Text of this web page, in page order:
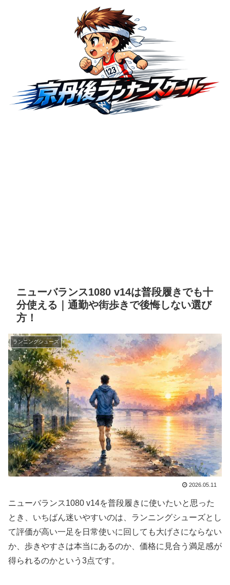
ニューバランス1080 v14は普段履きでも十
分使える｜通勤や街歩きで後悔しない選び
方！
ランニングシューズ
2026.05.11
ニューバランス1080 v14を普段履きに使いたいと思った
とき、いちばん迷いやすいのは、ランニングシューズとし
て評価が高い一足を日常使いに回しても大げさにならない
か、歩きやすさは本当にあるのか、価格に見合う満足感が
得られるのかという3点です。